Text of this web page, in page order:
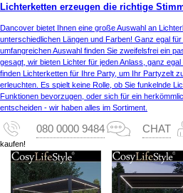
Lichterketten erzeugen die richtige
Dancover bietet Ihnen eine große Auswahl an
unterschiedlichen Längen und Farben! Ganz egal
umfangreichen Auswahl finden Sie zweifelsfrei ein
gesagt, wir bieten Lichter für jeden Anlass, ganz
finden Lichterketten für Ihre Party, um Ihr Partyzelt
erleuchten. Es spielt keine Rolle, ob Sie funkelnde
Funktionen bevorzugen, oder sich für ein
entscheiden - wir haben alles im Sortiment.
080 0000 9484 CHAT
kaufen!